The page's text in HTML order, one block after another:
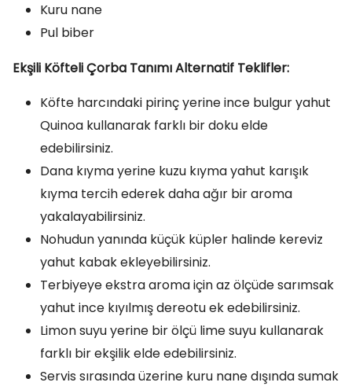
Kuru nane
Pul biber
Ekşili Köfteli Çorba Tanımı Alternatif Teklifler:
Köfte harcındaki pirinç yerine ince bulgur yahut
Quinoa kullanarak farklı bir doku elde
edebilirsiniz.
Dana kıyma yerine kuzu kıyma yahut karışık
kıyma tercih ederek daha ağır bir aroma
yakalayabilirsiniz.
Nohudun yanında küçük küpler halinde kereviz
yahut kabak ekleyebilirsiniz.
Terbiyeye ekstra aroma için az ölçüde sarımsak
yahut ince kıyılmış dereotu ek edebilirsiniz.
Limon suyu yerine bir ölçü lime suyu kullanarak
farklı bir ekşilik elde edebilirsiniz.
Servis sırasında üzerine kuru nane dışında sumak